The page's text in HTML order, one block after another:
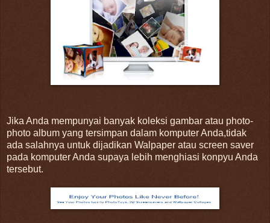
Jika Anda mempunyai banyak koleksi gambar atau photo-
photo album yang tersimpan dalam komputer Anda,tidak
ada salahnya untuk dijadikan Walpaper atau screen saver
pada komputer Anda supaya lebih menghiasi konpyu Anda
tersebut.